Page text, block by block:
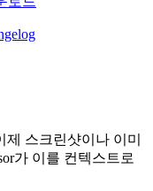
스크린샷이나 이미
가 이를 컨텍스트로